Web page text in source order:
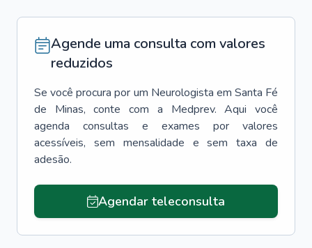
Agende uma consulta com valores
reduzidos
Se você procura por um Neurologista em Santa Fé
de Minas, conte com a Medprev. Aqui você
agenda consultas e exames por valores
acessíveis, sem mensalidade e sem taxa de
adesão.
Agendar teleconsulta